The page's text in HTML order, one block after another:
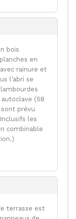
bois
en
rainure et
l’abri se
(58
prévu
les
combinable
terrasse est